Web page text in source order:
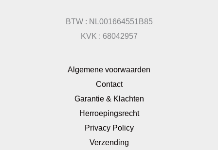
BTW : NL001664551B85
KVK : 68042957
Algemene voorwaarden
Contact
Garantie & Klachten
Herroepingsrecht
Privacy Policy
Verzending